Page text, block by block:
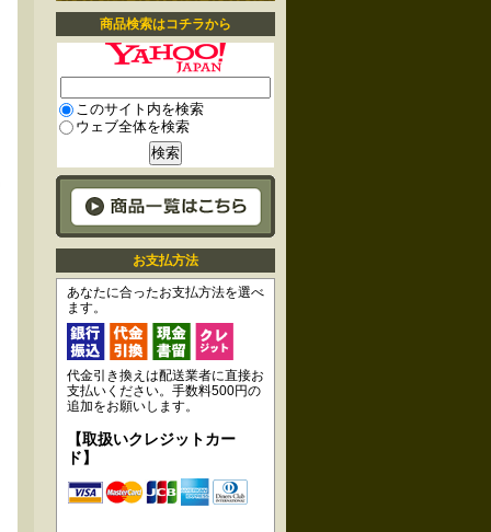
商品検索はコチラから
このサイト内を検索
ウェブ全体を検索
お支払方法
あなたに合ったお支払方法を選べ
ます。
代金引き換えは配送業者に直接お
支払いください。手数料500円の
追加をお願いします。
【取扱いクレジットカー
ド】